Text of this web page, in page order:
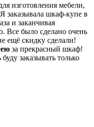
изготовления мебели,
заказывала шкаф-купе в
и заканчивая
Все было сделано очень
ещё скидку сделали!
за прекрасный шкаф!
заказывать только